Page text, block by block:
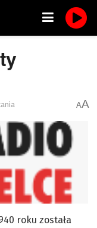
AA
roku została